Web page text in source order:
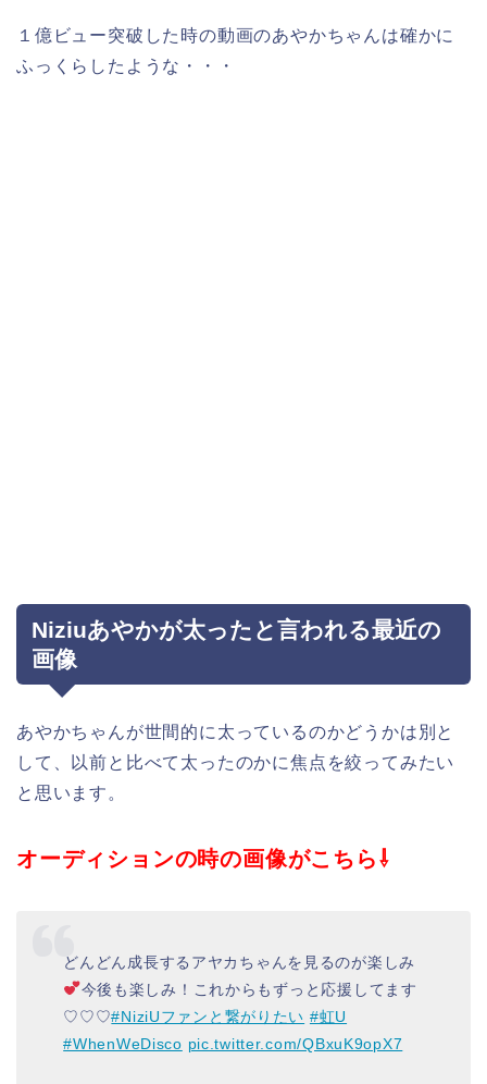
１億ビュー突破した時の動画のあやかちゃんは確かに
ふっくらしたような・・・
Niziuあやかが太ったと言われる最近の
画像
あやかちゃんが世間的に太っているのかどうかは別と
して、以前と比べて太ったのかに焦点を絞ってみたい
と思います。
オーディションの時の画像がこちら⇩
どんどん成長するアヤカちゃんを見るのが楽しみ
今後も楽しみ！これからもずっと応援してます
♡♡♡#NiziUファンと繋がりたい #虹U
#WhenWeDisco pic.twitter.com/QBxuK9opX7